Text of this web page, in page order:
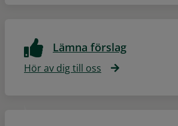
Lämna förslag
Hör av dig till oss